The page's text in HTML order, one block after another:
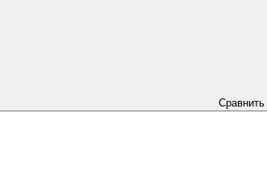
Сравнить